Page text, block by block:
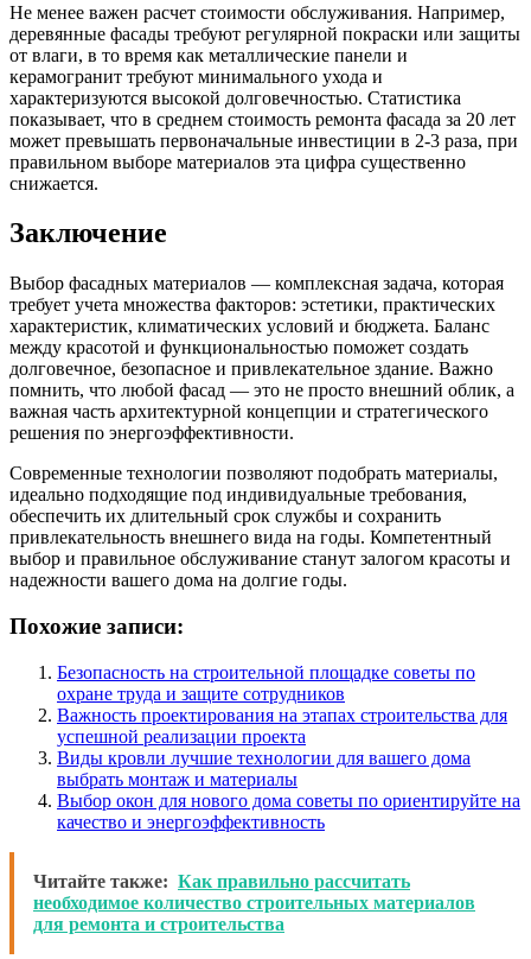
Не менее важен расчет стоимости обслуживания. Например,
деревянные фасады требуют регулярной покраски или защиты
от влаги, в то время как металлические панели и
керамогранит требуют минимального ухода и
характеризуются высокой долговечностью. Статистика
показывает, что в среднем стоимость ремонта фасада за 20 лет
может превышать первоначальные инвестиции в 2-3 раза, при
правильном выборе материалов эта цифра существенно
снижается.
Заключение
Выбор фасадных материалов — комплексная задача, которая
требует учета множества факторов: эстетики, практических
характеристик, климатических условий и бюджета. Баланс
между красотой и функциональностью поможет создать
долговечное, безопасное и привлекательное здание. Важно
помнить, что любой фасад — это не просто внешний облик, а
важная часть архитектурной концепции и стратегического
решения по энергоэффективности.
Современные технологии позволяют подобрать материалы,
идеально подходящие под индивидуальные требования,
обеспечить их длительный срок службы и сохранить
привлекательность внешнего вида на годы. Компетентный
выбор и правильное обслуживание станут залогом красоты и
надежности вашего дома на долгие годы.
Похожие записи:
Безопасность на строительной площадке советы по
охране труда и защите сотрудников
Важность проектирования на этапах строительства для
успешной реализации проекта
Виды кровли лучшие технологии для вашего дома
выбрать монтаж и материалы
Выбор окон для нового дома советы по ориентируйте на
качество и энергоэффективность
Читайте также: Как правильно рассчитать
необходимое количество строительных материалов
для ремонта и строительства